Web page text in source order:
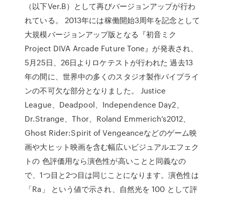
（以下Ver.B）として再びバージョンアップが行わ
れている。 2013年には稼働開始3周年を記念として
大規模バージョンアップ版となる『初音ミク
Project DIVA Arcade Future Tone』が発表され、
5月25日、26日よりロケテストが行われた 過去13
年の間に、世界中の多くのスタジオ製作パイプライ
ンの不可欠な部分となりました。 Justice
League、Deadpool、Independence Day2、
Dr.Strange、Thor、Roland Emmerich’s2012、
Ghost Rider:Spirit of Vengeanceなどのゲーム映
画や大ヒット映画を含む幅広いビジュアルエフェク
トの 色評価用なら演色性が高いことと同義なの
で、1つ目と2つ目は同じことになります。演色性は
「Ra」 という値で示され、自然光を 100 として評